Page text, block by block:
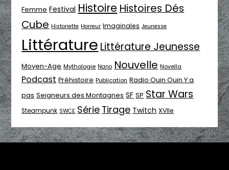
Femme Festival Histoire Histoires Dés
Cube Historiette Horreur Imaginales Jeunesse
Littérature Littérature Jeunesse
Moyen-Age Mythologie Nano Nouvelle Novella
Podcast Préhistoire Publication Radio Ouin Ouin Y a
pas Seigneurs des Montagnes SF SP Star Wars
Steampunk SWCE Série Tirage Twitch XVIIe